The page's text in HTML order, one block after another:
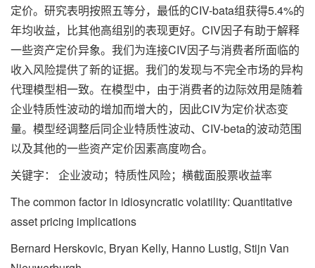
定价。研究表明按照五等分，最低的CIV-bata组获得5.4%的
年均收益，比其他高组别的表现更好。CIV因子有助于解释
一些资产定价异象。我们为连接CIV因子与消费者所面临的
收入风险提供了新的证据。我们的发现与不完全市场的异构
代理模型相一致。在模型中，由于消费者的边际效用是随着
企业特质性波动的增加而增大的，因此CIV为定价状态变
量。模型经调整后同企业特质性波动、CIV-beta的波动范围
以及其他的一些资产定价因素高度吻合。
关键字： 企业波动；特质性风险；横截面股票收益率
The common factor in idiosyncratic volatility: Quantitative
asset pricing implications
Bernard Herskovic, Bryan Kelly, Hanno Lustig, Stijn Van